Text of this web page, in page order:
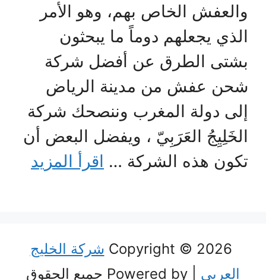
والعفش الخاص بهم، وهو الأمر
الذي يجعلهم دوماً ما يبحثون
بشتى الطرق عن أفضل شركة
شحن عفش من مدينة الرياض
إلى دولة المغرب وننصحك شركة
الخَلِيِجُ العَرَبِيّ ، ويفضل البعض أن
تكون هذه الشركة … اقرأ المزيد
شركة الخليج
العربي
| Powered by جميع الحقوق